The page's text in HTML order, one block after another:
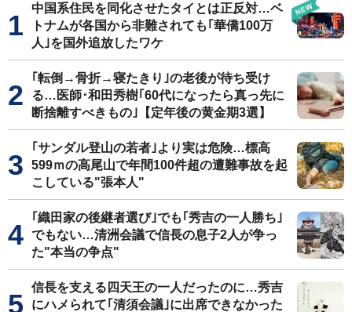
中国系住民を同化させたタイとは正反対…ベ
トナムが各国から非難されても｢華僑100万
人｣を国外追放したワケ
｢転倒→骨折→寝たきり｣の老後が待ち受け
る…医師･和田秀樹｢60代になったら真っ先に
断捨離すべきもの｣【定年後の黄金期3選】
｢サンダル登山の若者｣より実は危険…標高
599ｍの高尾山で年間100件超の遭難事故を起
こしている"張本人"
｢織田家の後継者選び｣でも｢秀吉の一人勝ち｣
でもない…清洲会議で信長の息子2人が争っ
た"本当の争点"
信長を支える四天王の一人だったのに…秀吉
にハメられて｢清須会議｣に出席できなかった